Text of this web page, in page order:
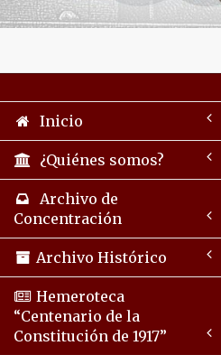
Inicio
¿Quiénes somos?
Archivo de
Concentración
Archivo Histórico
Hemeroteca
“Centenario de la
Constitución de 1917”